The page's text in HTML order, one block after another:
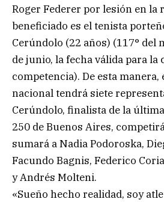
Roger Federer por lesión en la
beneficiado es el tenista
Cerúndolo (22 años) (117° del
de junio, la fecha válida para la
competencia). De esta manera,
nacional tendrá siete
Cerúndolo, finalista de la
250 de Buenos Aires,
sumará a Nadia Podoroska,
Facundo Bagnis, Federico
y Andrés Molteni.
«Sueño hecho realidad, soy